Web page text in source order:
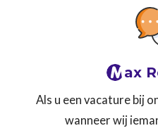
Max
Als u een vacature bij
wanneer wij